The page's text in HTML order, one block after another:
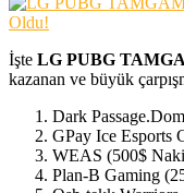
İşte LG PUBG
kazanan ve büyük
Dark
GPay Ice Esports
WEAS (500$
Plan-B Gaming